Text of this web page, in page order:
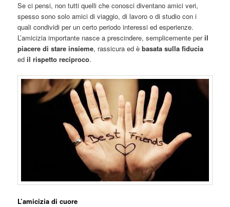
Se ci pensi, non tutti quelli che conosci diventano amici veri,
spesso sono solo amici di viaggio, di lavoro o di studio con i
quali condividi per un certo periodo interessi ed esperienze.
L’amicizia importante nasce a prescindere, semplicemente peril
piacere di stare insieme, rassicura ed èbasata sulla fiducia
edil rispetto reciproco.
L’amicizia di cuore